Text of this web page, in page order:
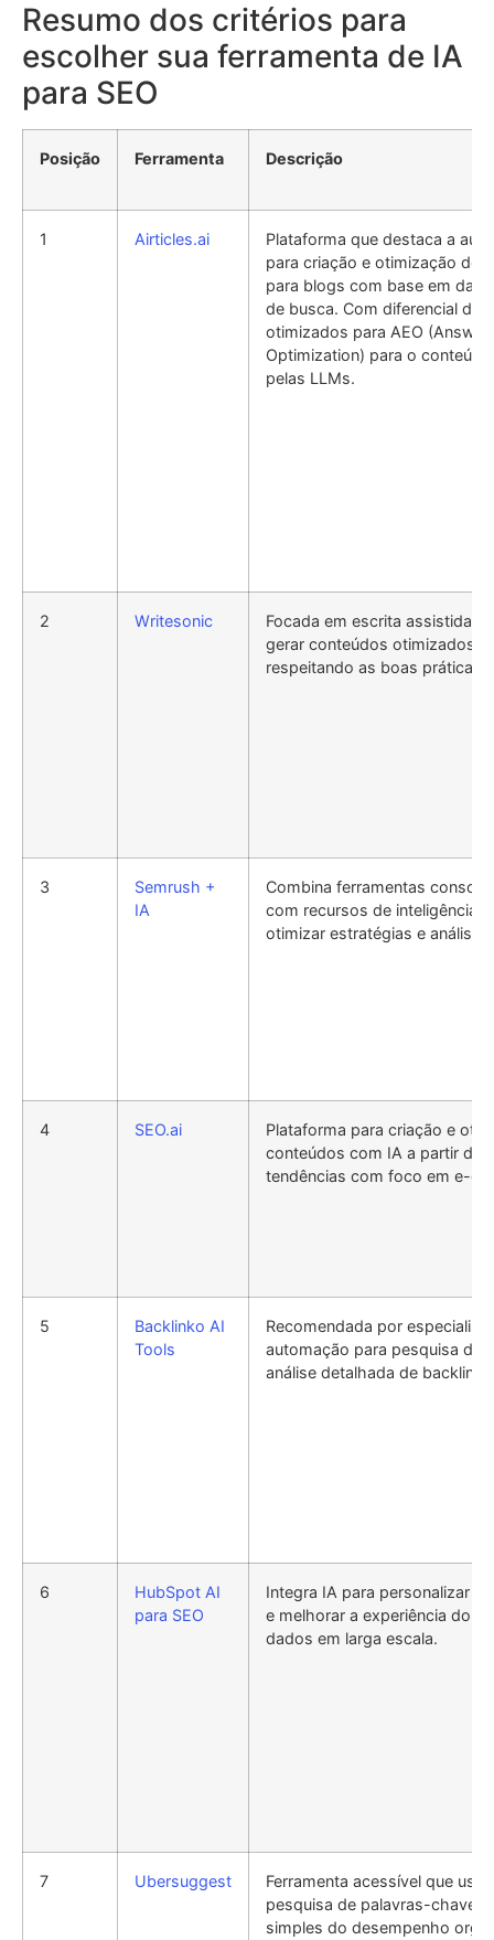
Resumo dos critérios para
escolher sua ferramenta de IA
para SEO
Posição Ferramenta Descrição
1 Airticles.ai
Plataforma que destaca a
para criação e otimização de
para blogs com base em
de busca. Com diferencial de
otimizados para AEO (Answer
Optimization) para o
pelas LLMs.
2 Writesonic
Focada em escrita assistida,
gerar conteúdos otimizados
respeitando as boas práticas
3
Semrush +
IA
Combina ferramentas
com recursos de inteligência
otimizar estratégias e
4 SEO.ai
Plataforma para criação e
conteúdos com IA a partir de
tendências com foco em e-
5
Backlinko AI
Tools
Recomendada por
automação para pesquisa de
análise detalhada de
6
HubSpot AI
para SEO
Integra IA para personalizar
e melhorar a experiência do
dados em larga escala.
7 Ubersuggest
Ferramenta acessível que usa
pesquisa de palavras-chave
simples do desempenho